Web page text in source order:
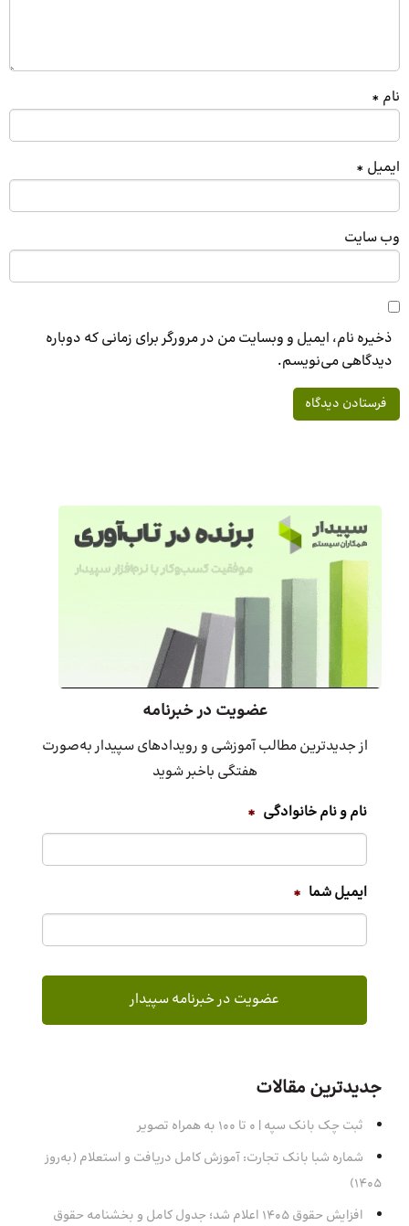
نام *
ایمیل *
وب‌ سایت
ذخیره نام، ایمیل و وبسایت من در مرورگر برای زمانی که دوباره
دیدگاهی می‌نویسم.
عضویت در خبرنامه
از جدیدترین مطالب آموزشی و رویدادهای سپیدار به‌صورت
هفتگی باخبر شوید
نام و نام خانوادگی *
ایمیل شما *
جدیدترین مقالات
ثبت چک بانک سپه | ۰ تا ۱۰۰ به همراه تصویر
شماره شبا بانک تجارت: آموزش کامل دریافت و استعلام (به‌روز
۱۴۰۵)
افزایش حقوق 1405 اعلام شد؛ جدول کامل و بخشنامه حقوق